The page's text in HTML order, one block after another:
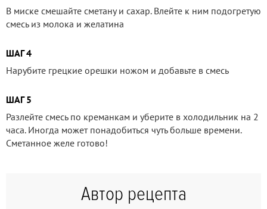
В миске смешайте сметану и сахар. Влейте к ним подогретую
смесь из молока и желатина
ШАГ 4
Нарубите грецкие орешки ножом и добавьте в смесь
ШАГ 5
Разлейте смесь по креманкам и уберите в холодильник на 2
часа. Иногда может понадобиться чуть больше времени.
Сметанное желе готово!
Автор рецепта